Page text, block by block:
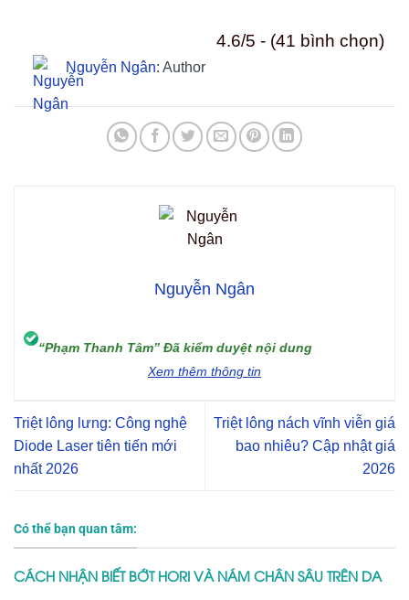
4.6/5 - (41 bình chọn)
Nguyễn Ngân: Author
Nguyễn Ngân
“Phạm Thanh Tâm” Đã kiểm duyệt nội dung
Xem thêm thông tin
Triệt lông lưng: Công nghệ
Diode Laser tiên tiến mới
nhất 2026
Triệt lông nách vĩnh viễn giá
bao nhiêu? Cập nhật giá
2026
Có thể bạn quan tâm:
CÁCH NHẬN BIẾT BỚT HORI VÀ NÁM CHÂN SÂU TRÊN DA